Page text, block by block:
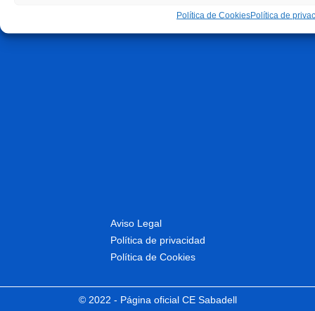
Política de CookiesPolítica de
Aviso Legal
Política de privacidad
Política de Cookies
© 2022 - Página oficial CE Sabadell